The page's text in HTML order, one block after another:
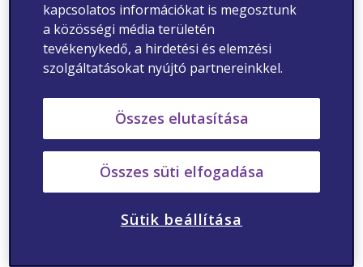
kapcsolatos információkat is megosztunk
a közösségi média területén
tevékenykedő, a hirdetési és elemzési
szolgáltatásokat nyújtó partnereinkkel.
Összes elutasítása
Összes süti elfogadása
Sütik beállítása